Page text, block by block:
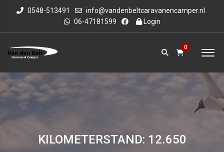
0548-513491
info@vandenbeltcaravanencamper.nl
06-47181599
Login
0
KILOMETERSTAND: 12.650